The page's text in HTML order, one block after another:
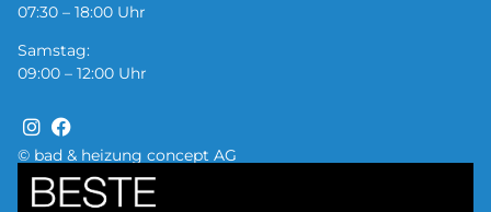
© bad & heizung concept AG
07:30 – 18:00 Uhr
Samstag:
09:00 – 12:00 Uhr